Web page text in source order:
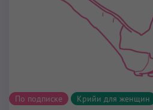
По подписке Крийи для женщин